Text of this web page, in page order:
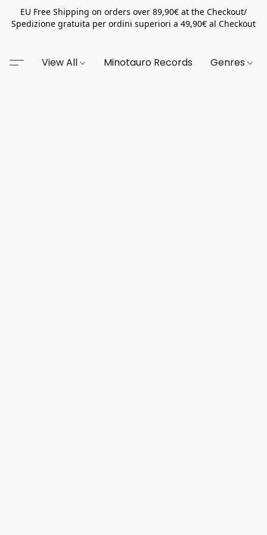
EU Free Shipping on orders over 89,90€ at the Checkout/
Spedizione gratuita per ordini superiori a 49,90€ al Checkout
View All Minotauro Records Genres